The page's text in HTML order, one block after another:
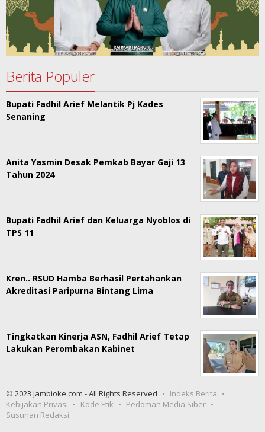
Berita Populer
Bupati Fadhil Arief Melantik Pj Kades
Senaning
Anita Yasmin Desak Pemkab Bayar Gaji 13
Tahun 2024
Bupati Fadhil Arief dan Keluarga Nyoblos di
TPS 11
Kren.. RSUD Hamba Berhasil Pertahankan
Akreditasi Paripurna Bintang Lima
Tingkatkan Kinerja ASN, Fadhil Arief Tetap
Lakukan Perombakan Kabinet
© 2023 Jambioke.com - All Rights Reserved
Indeks Berita
Kebijakan Privasi
Kode Etik
Pedoman Media Siber
Susunan Redaksi